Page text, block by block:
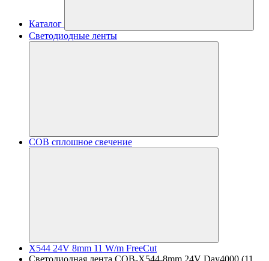
Каталог
Светодиодные ленты
COB сплошное свечение
X544 24V 8mm 11 W/m FreeCut
Светодиодная лента COB-X544-8mm 24V Day4000 (11